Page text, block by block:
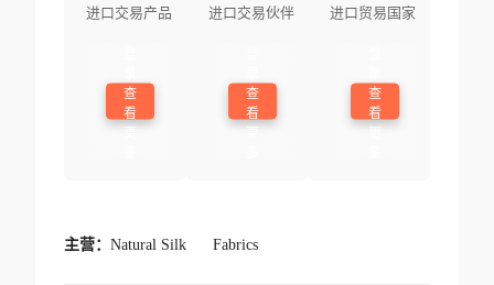
进口交易产品
查
看
进口交易伙伴
查
看
进口贸易国家
查
看
主营： Natural Silk Fabrics